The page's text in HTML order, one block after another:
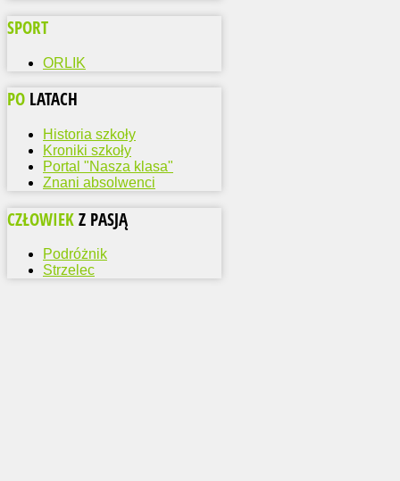
SPORT
ORLIK
PO LATACH
Historia szkoły
Kroniki szkoły
Portal "Nasza klasa"
Znani absolwenci
CZŁOWIEK Z PASJĄ
Podróżnik
Strzelec